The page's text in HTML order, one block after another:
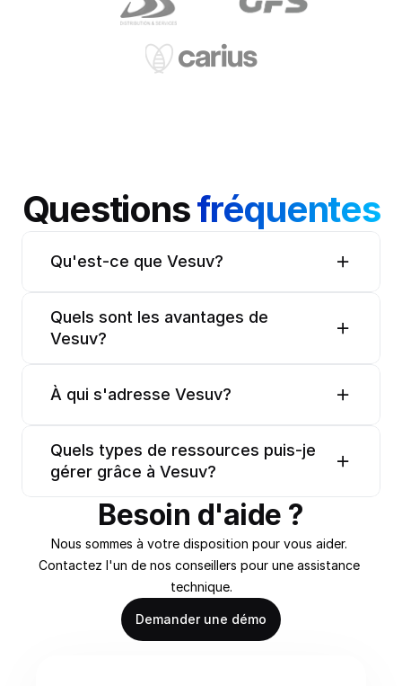
Questions fréquentes
Qu'est-ce que Vesuv?
Quels sont les avantages de
Vesuv?
À qui s'adresse Vesuv?
Quels types de ressources puis-je
gérer grâce à Vesuv?
Besoin d'aide ?
Nous sommes à votre disposition pour vous aider.
Contactez l'un de nos conseillers pour une assistance
technique.
Demander une démo